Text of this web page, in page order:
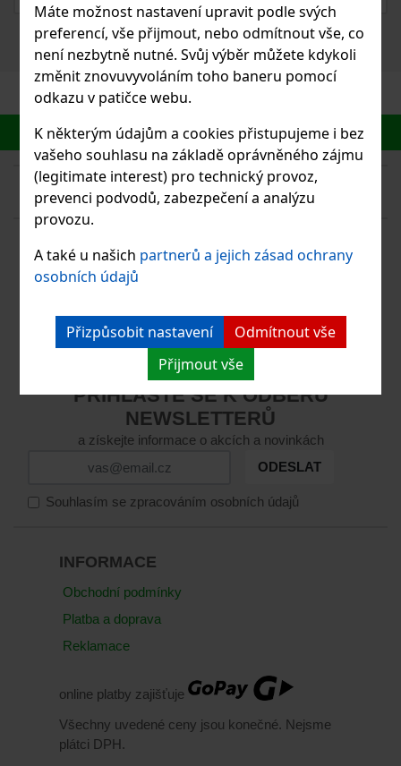
Máte možnost nastavení upravit podle svých
preferencí, vše přijmout, nebo odmítnout vše, co
není nezbytně nutné. Svůj výběr můžete kdykoli
změnit znovuvyvoláním toho baneru pomocí
odkazu v patičce webu.
K některým údajům a cookies přistupujeme i bez
vašeho souhlasu na základě oprávněného zájmu
(legitimate interest) pro technický provoz,
prevenci podvodů, zabezpečení a analýzu
provozu.
A také u našich partnerů a jejich zásad ochrany
osobních údajů
Přizpůsobit nastavení
Odmítnout vše
Přijmout vše
KONTAKTUJTE MĚ
+420 737 333 337
Sledujte mě na sociálních sítích
PŘIHLASTE SE K ODBĚRU
NEWSLETTERŮ
a získejte informace o akcích a novinkách
ODESLAT
Souhlasím se zpracováním osobních údajů
INFORMACE
Obchodní podmínky
Platba a doprava
Reklamace
online platby zajišťuje
Všechny uvedené ceny jsou konečné. Nejsme
plátci DPH.